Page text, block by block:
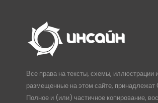
Все права на тексты, схемы, иллюстрации
размещенные на этом сайте,
Полное и (или) частичное копирование,